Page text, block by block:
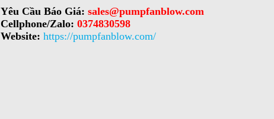
Yêu Cầu Báo Giá: sales@pumpfanblow.com
Cellphone/Zalo: 0374830598
Website:https://pumpfanblow.com/